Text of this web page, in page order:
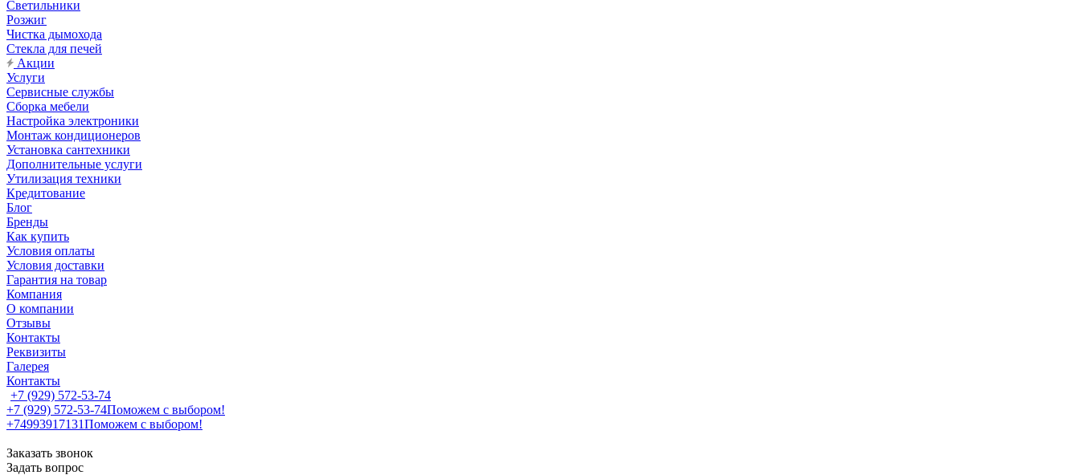
Светильники
Розжиг
Чистка дымохода
Стекла для печей
Акции
Услуги
Сервисные службы
Сборка мебели
Настройка электроники
Монтаж кондиционеров
Установка сантехники
Дополнительные услуги
Утилизация техники
Кредитование
Блог
Бренды
Как купить
Условия оплаты
Условия доставки
Гарантия на товар
Компания
О компании
Отзывы
Контакты
Реквизиты
Галерея
Контакты
+7 (929) 572-53-74
+7 (929) 572-53-74Поможем с выбором!
+74993917131Поможем с выбором!
Заказать звонок
Задать вопрос